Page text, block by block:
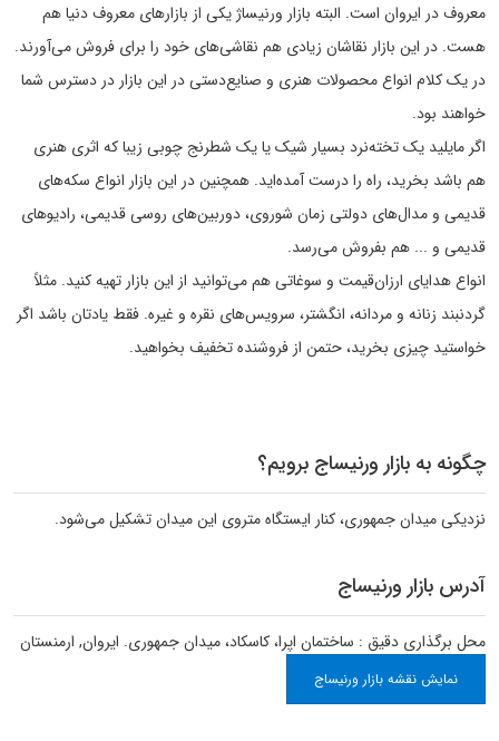
معروف در ایروان است. البته بازار ورنیساژ یکی از بازارهای معروف دنیا هم
هست. در این بازار نقاشان زیادی هم نقاشی‌های خود را برای فروش می‌آورند.
در یک کلام انواع محصولات هنری و صنایع‌دستی در این بازار در دسترس شما
خواهند بود.
اگر مایلید یک تخته‌نرد بسیار شیک یا یک شطرنج چوبی زیبا که اثری هنری
هم باشد بخرید، راه را درست آمده‌اید. همچنین در این بازار انواع سکه‌های
قدیمی و مدال‌های دولتی زمان شوروی، دوربین‌های روسی قدیمی، رادیو‌های
قدیمی و ... هم بفروش می‌رسد.
انواع هدایای ارزان‌قیمت و سوغاتی هم می‌توانید از این بازار تهیه کنید. مثلاً
گردنبند زنانه و مردانه، انگشتر، سرویس‌های نقره و غیره. فقط یادتان باشد اگر
خواستید چیزی بخرید، حتمن از فروشنده تخفیف بخواهید.
چگونه به بازار ورنیساج برویم؟
نزدیکی میدان جمهوری، کنار ایستگاه متروی این میدان تشکیل می‌شود.
آدرس بازار ورنیساج
محل برگذاری دقیق : ساختمان اپرا، کاسکاد، میدان جمهوری. ایروان, ارمنستان
نمایش نقشه بازار ورنیساج